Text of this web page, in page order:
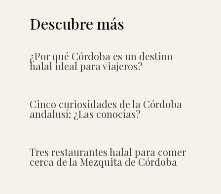
Descubre más
¿Por qué Córdoba es un destino
halal ideal para viajeros?
Cinco curiosidades de la Córdoba
andalusí: ¿Las conocías?
Tres restaurantes halal para comer
cerca de la Mezquita de Córdoba